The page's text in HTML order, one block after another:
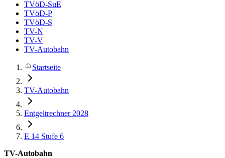
TVöD-SuE
TVöD-P
TVöD-S
TV-N
TV-V
TV-Autobahn
Startseite
TV-Autobahn
Entgeltrechner 2028
E 14 Stufe 6
TV-Autobahn